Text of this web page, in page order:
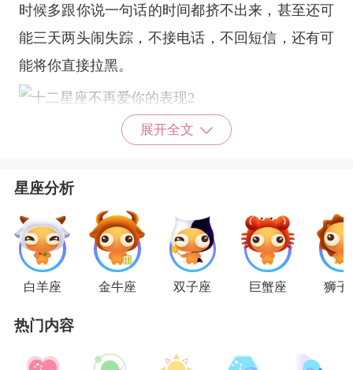
时候多跟你说一句话的时间都挤不出来，甚至还可
能三天两头闹失踪，不接电话，不回短信，还有可
能将你直接拉黑。
：情绪化越来越严重
个眼神都能在巨蟹的脑海里形成一个故事，爱你的
时候也许会很粘人，也很会说情话，甚至还会有点
小霸道;不爱你的时候你所有的事情都不会成为他
想要关注的，并且不管你是抱怨还是称赞，他们都
可以无动于衷。
狮子座
在恋情交往中，狮子男是特别喜欢秀恩爱的，
展开全文
星座分析
白羊座 金牛座 双子座 巨蟹座 狮子
热门内容